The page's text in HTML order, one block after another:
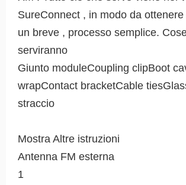
SureConnect , in modo da
un breve , processo semplice.
serviranno
Giunto moduleCoupling clipBoot
wrapContact bracketCable
straccio
Mostra Altre istruzioni
Antenna FM esterna
1